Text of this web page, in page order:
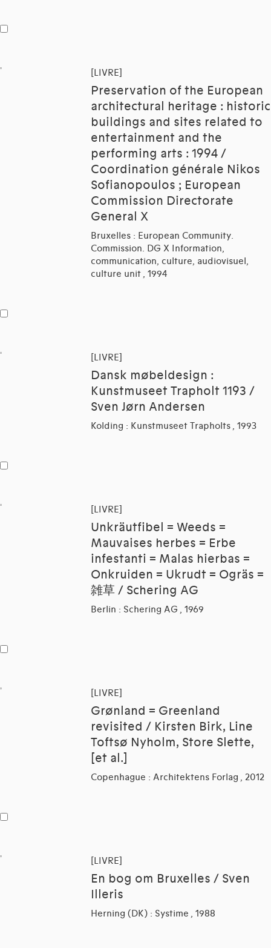
[LIVRE]
Preservation of the European
architectural heritage : historic
buildings and sites related to
entertainment and the
performing arts : 1994 /
Coordination générale Nikos
Sofianopoulos ; European
Commission Directorate
General X
Bruxelles : European Community.
Commission. DG X Information,
communication, culture, audiovisuel,
culture unit , 1994
[LIVRE]
Dansk møbeldesign :
Kunstmuseet Trapholt 1193 /
Sven Jørn Andersen
Kolding : Kunstmuseet Trapholts , 1993
[LIVRE]
Unkräutfibel = Weeds =
Mauvaises herbes = Erbe
infestanti = Malas hierbas =
Onkruiden = Ukrudt = Ogräs =
雑草 / Schering AG
Berlin : Schering AG , 1969
[LIVRE]
Grønland = Greenland
revisited / Kirsten Birk, Line
Toftsø Nyholm, Store Slette,
[et al.]
Copenhague : Architektens Forlag , 2012
[LIVRE]
En bog om Bruxelles / Sven
Illeris
Herning (DK) : Systime , 1988